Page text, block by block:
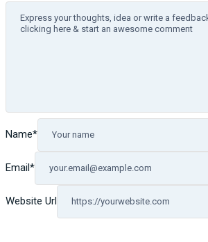
Name*
Email*
Website Url